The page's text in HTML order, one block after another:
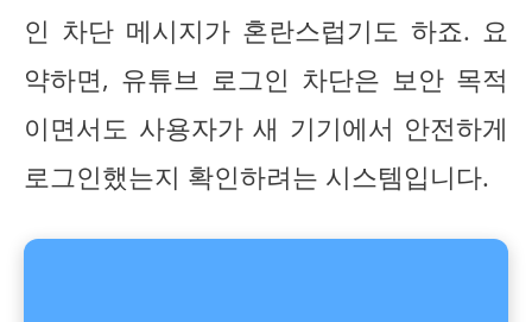
인 차단 메시지가 혼란스럽기도 하죠. 요
약하면, 유튜브 로그인 차단은 보안 목적
이면서도 사용자가 새 기기에서 안전하게
로그인했는지 확인하려는 시스템입니다.